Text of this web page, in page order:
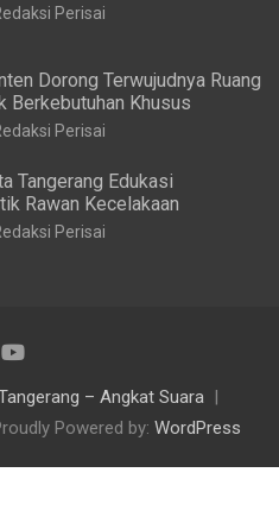
Perisai
Dorong Terwujudnya Ruang
Berkebutuhan Khusus
Perisai
Tangerang Edukasi
Rawan Kecelakaan
Perisai
– Angkat Suara
Powered by: WordPress